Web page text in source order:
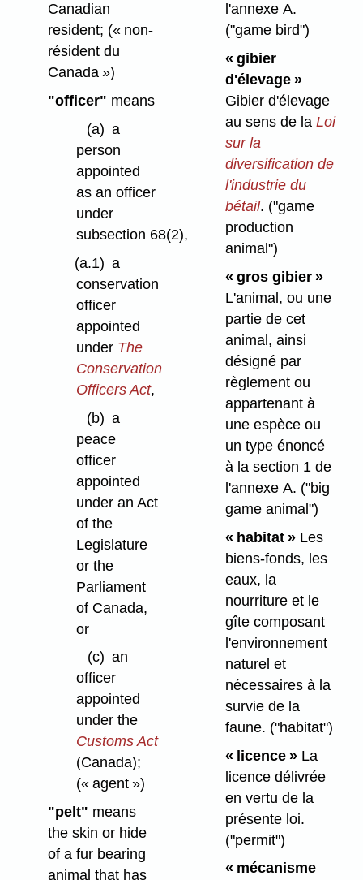
Canadian
resident; (« non-
résident du
Canada »)
"officer" means
(a) a
person
appointed
as an officer
under
subsection 68(2),
(a.1) a
conservation
officer
appointed
under The
Conservation
Officers Act,
(b) a
peace
officer
appointed
under an Act
of the
Legislature
or the
Parliament
of Canada,
or
(c) an
officer
appointed
under the
Customs Act
(Canada);
(« agent »)
"pelt" means
the skin or hide
of a fur bearing
animal that has
l'annexe A.
("game bird")
« gibier
d'élevage »
Gibier d'élevage
au sens de la Loi
sur la
diversification de
l'industrie du
bétail. ("game
production
animal")
« gros gibier »
L'animal, ou une
partie de cet
animal, ainsi
désigné par
règlement ou
appartenant à
une espèce ou
un type énoncé
à la section 1 de
l'annexe A. ("big
game animal")
« habitat »Les
biens-fonds, les
eaux, la
nourriture et le
gîte composant
l'environnement
naturel et
nécessaires à la
survie de la
faune. ("habitat")
« licence »La
licence délivrée
en vertu de la
présente loi.
("permit")
« mécanisme